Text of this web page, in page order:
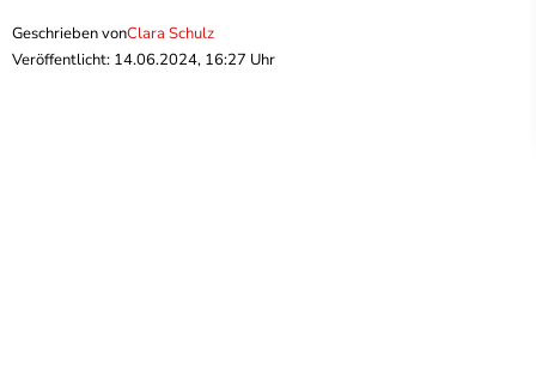
Geschrieben vonClara Schulz
Veröffentlicht: 14.06.2024, 16:27 Uhr